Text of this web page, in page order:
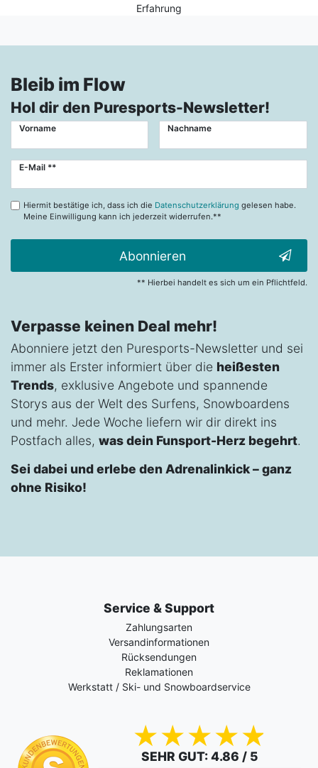
Erfahrung
Bleib im Flow
Hol dir den Puresports-Newsletter!
Vorname Nachname
E-Mail **
Newsletter
Hiermit bestätige ich, dass ich die Datenschutzerklärung gelesen habe.
Meine Einwilligung kann ich jederzeit widerrufen.**
Abonnieren
** Hierbei handelt es sich um ein Pflichtfeld.
Verpasse keinen Deal mehr!
Abonniere jetzt den Puresports-Newsletter und sei
immer als Erster informiert über die heißesten
Trends, exklusive Angebote und spannende
Storys aus der Welt des Surfens, Snowboardens
und mehr. Jede Woche liefern wir dir direkt ins
Postfach alles, was dein Funsport-Herz begehrt.
Sei dabei und erlebe den Adrenalinkick – ganz
ohne Risiko!
Service & Support
Zahlungsarten
Versandinformationen
Rücksendungen
Reklamationen
Werkstatt / Ski- und Snowboardservice
SEHR GUT: 4.86 / 5